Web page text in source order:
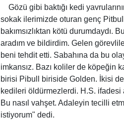
Gözü gibi baktığı kedi
sokak ilerimizde oturan genç
bakımsızlıktan kötü
aradım ve bildirdim. Gelen
beni tehdit etti. Sabahına da bu
imkansız. Bazı koliler de köpeğin
birisi Pibull biriside Golden. İkisi
kedileri öldürmezlerdi. H.S. ifadesi
Bu nasıl vahşet. Adaleyin tecilli
istiyorum" dedi.